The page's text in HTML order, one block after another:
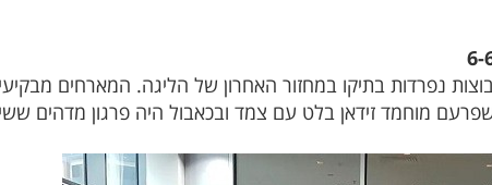
מוחמד זידאן בלט עם צמד ובכאבול היה פרגון מדהים